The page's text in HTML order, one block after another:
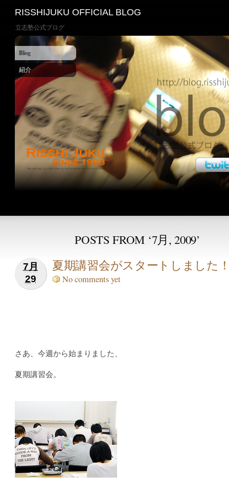
RISSHIJUKU OFFICIAL BLOG
立志塾公式ブログ
Blog
紹介
POSTS FROM ‘7月, 2009’
7月
29
夏期講習会がスタートしました
No comments yet
さあ、今週から始まりました、
夏期講習会。